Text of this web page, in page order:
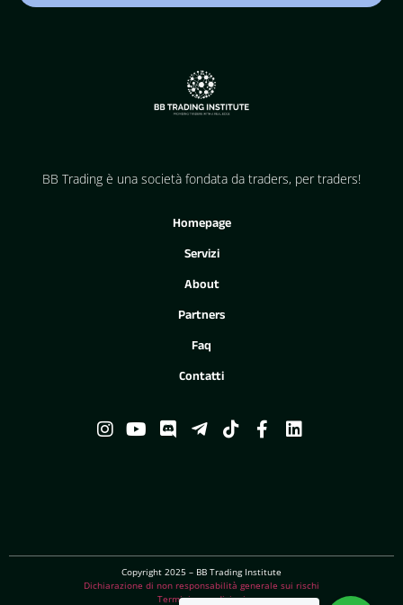
BB Trading è una società fondata da traders, per traders!
Homepage
Servizi
About
Partners
Faq
Contatti
Copyright 2025 – BB Trading Institute
Dichiarazione di non responsabilità generale sui rischi
Termini e condizioni